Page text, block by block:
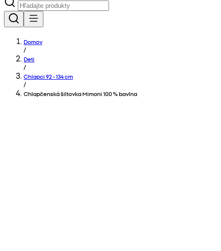
Domov
/
Deti
/
Chlapci 92 - 134 cm
/
Chlapčenská šiltovka Mimoni 100 % bavlna